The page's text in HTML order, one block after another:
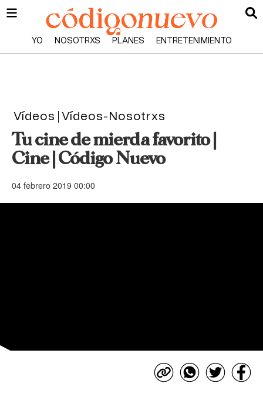
YO NOSOTRXS PLANES ENTRETENIMIENTO
Vídeos Vídeos-Nosotrxs
Tu cine de mierda favorito |
Cine | Código Nuevo
04 febrero 2019 00:00